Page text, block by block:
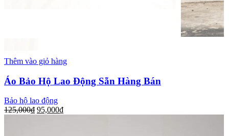
Thêm vào giỏ hàng
Áo Bảo Hộ Lao Động Sẵn Hàng Bán
Bảo hộ lao động
125,000₫ 95,000₫